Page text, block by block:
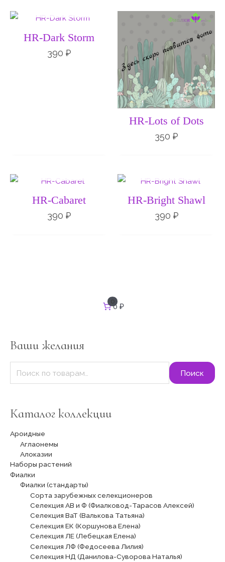
HR-Dark Storm
390 ₽
HR-Lots of Dots
350 ₽
HR-Cabaret
390 ₽
HR-Bright Shawl
390 ₽
0
0 ₽
Ваши желания
ь
:
Поиск
Каталог коллекции
Ароидные
Аглаонемы
Алоказии
Наборы растений
Фиалки
Фиалки (стандарты)
Сорта зарубежных селекционеров
Селекция АВ и Ф (Фиалковод-Тарасов Алексей)
Селекция ВаТ (Валькова Татьяна)
Селекция ЕК (Коршунова Елена)
Селекция ЛЕ (Лебецкая Елена)
Селекция ЛФ (Федосеева Лилия)
Селекция НД (Данилова-Суворова Наталья)